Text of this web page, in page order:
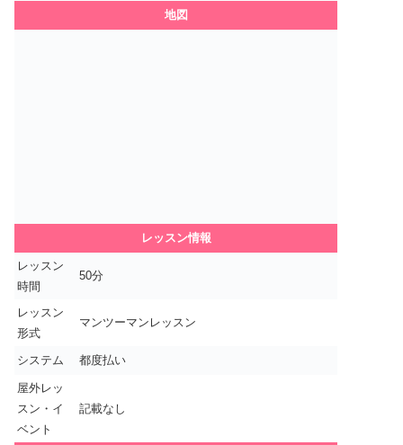
地図
レッスン情報
レッスン
時間
50分
レッスン
形式
マンツーマンレッスン
システム 都度払い
屋外レッ
スン・イ
ベント
記載なし